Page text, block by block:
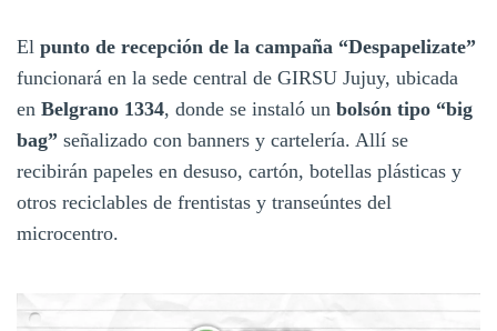
El punto de recepción de la campaña “Despapelizate”
funcionará en la sede central de GIRSU Jujuy, ubicada
en Belgrano 1334, donde se instaló un bolsón tipo “big
bag” señalizado con banners y cartelería. Allí se
recibirán papeles en desuso, cartón, botellas plásticas y
otros reciclables de frentistas y transeúntes del
microcentro.